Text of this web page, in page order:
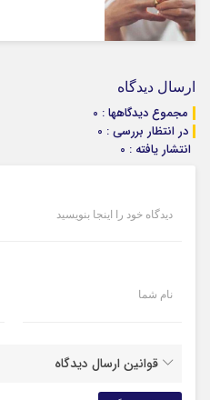
ارسال دیدگاه
مجموع دیدگاهها : 0
در انتظار بررسی : 0
انتشار یافته : 0
دیدگاه خود را اینجا بنویسید
نام شما
قوانین ارسال دیدگاه